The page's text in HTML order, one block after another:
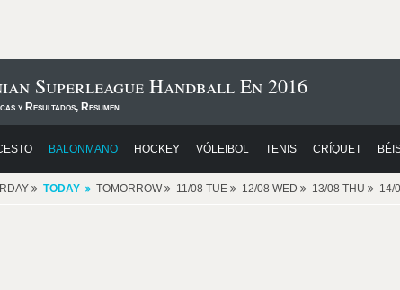
Superleague Handball En 2016
y Resultados, Resumen
BALONMANO HOCKEY VÓLEIBOL TENIS CRÍQUET
TODAY TOMORROW 11/08 TUE 12/08 WED 13/08 THU 14/